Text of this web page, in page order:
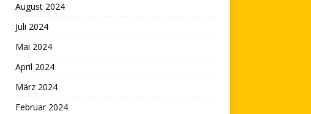
August 2024
Juli 2024
Mai 2024
April 2024
März 2024
Februar 2024